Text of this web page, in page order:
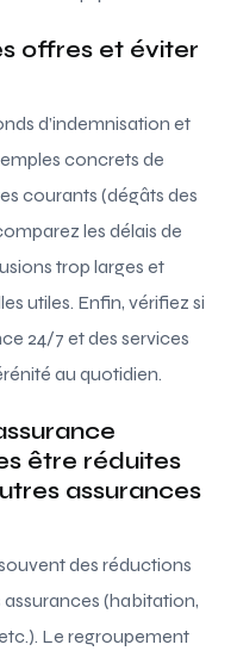
offres et éviter
d’indemnisation et
concrets de
courants (dégâts des
les délais de
trop larges et
utiles. Enfin, vérifiez si
24/7 et des services
au quotidien.
être réduites
assurances
des réductions
(habitation,
Le regroupement